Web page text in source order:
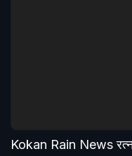
Kokan Rain News